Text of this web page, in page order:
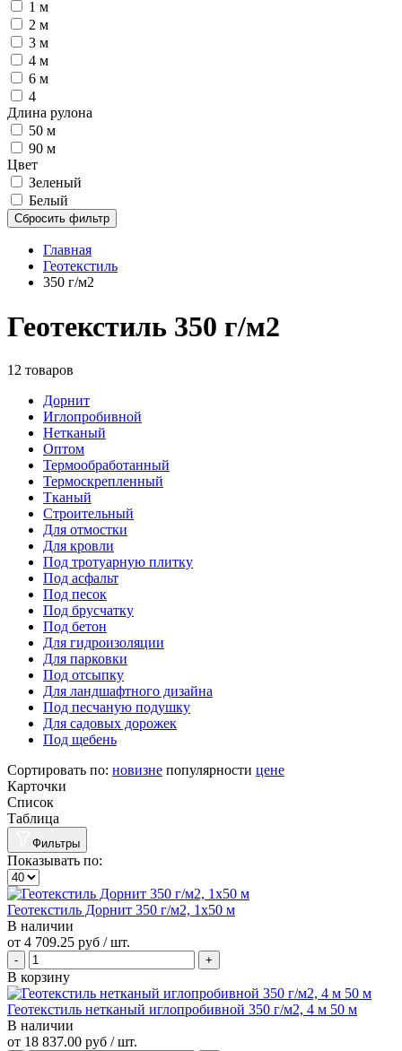
1 м
2 м
3 м
4 м
6 м
4
Длина рулона
50 м
90 м
Цвет
Зеленый
Белый
Сбросить фильтр
Главная
Геотекстиль
350 г/м2
Геотекстиль 350 г/м2
12 товаров
Дорнит
Иглопробивной
Нетканый
Оптом
Термообработанный
Термоскрепленный
Тканый
Строительный
Для отмостки
Для кровли
Под тротуарную плитку
Под асфальт
Под песок
Под брусчатку
Под бетон
Для гидроизоляции
Для парковки
Под отсыпку
Для ландшафтного дизайна
Под песчаную подушку
Для садовых дорожек
Под щебень
Сортировать по: новизне популярности цене
Карточки
Список
Таблица
Фильтры
Показывать по:
Геотекстиль Дорнит 350 г/м2, 1х50 м
В наличии
от 4 709.25 руб / шт.
В корзину
Геотекстиль нетканый иглопробивной 350 г/м2, 4 м 50 м
В наличии
от 18 837.00 руб / шт.